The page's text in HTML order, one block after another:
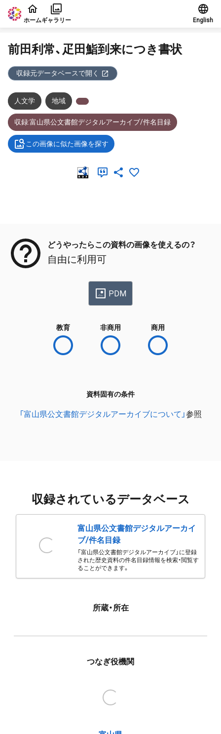
本文に飛ぶ
ホームギャラリー English
前田利常、疋田鮨到来につき書状
収録元データベースで開く
人文学 地域
収録:富山県公文書館デジタルアーカイブ/件名目録
この画像に似た画像を探す
どうやったらこの資料の画像を使えるの？
自由に利用可
PDM
教育 非商用 商用
資料固有の条件
「富山県公文書館デジタルアーカイブについて」参照
収録されているデータベース
富山県公文書館デジタルアーカイ
ブ/件名目録
「富山県公文書館デジタルアーカイブ」に登録
された歴史資料の件名目録情報を検索・閲覧す
ることができます。
所蔵・所在
つなぎ役機関